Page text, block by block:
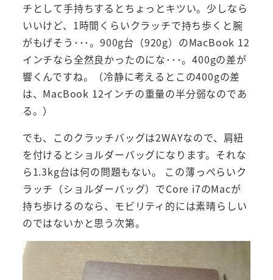
チとして手持ちするとちょっとキツい。少しなら
いいけど、1時間くらいクラッチで持ち歩くと腕
がもげそう･･･。900g台（920g）のMacBook 12
インチなら全然良かったのにな･･･。400gの差が
響くんですね。（冷静に考えるとこの400gの差
は、MacBook 12インチの重量の半分弱なのであ
る。）
でも、このクラッチバッグは2WAYなので、肩紐
を付けるとショルダーバッグになります。それな
ら1.3kg台は何の問題もない。 この薄っぺらいク
ラッチ（ショルダーバッグ）でCore i7のMacが
持ち歩けるのなら、モビリティ的には素晴らしい
のではないかと思う次第。